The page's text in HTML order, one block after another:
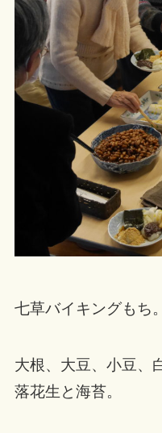
七草バイキングもち。
大根、大豆、小豆、
落花生と海苔。